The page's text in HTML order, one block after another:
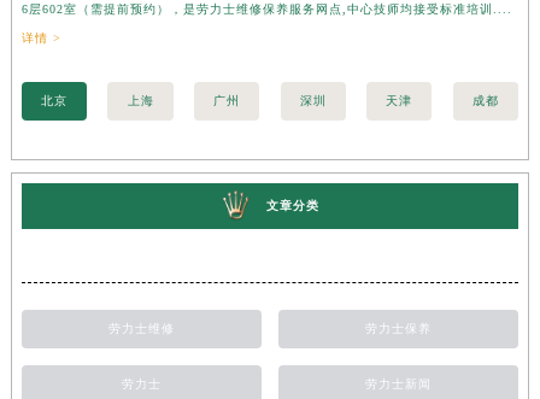
6层602室（需提前预约），是劳力士维修保养服务网点,中心技师均接受标准培训....
详情 >
北京 上海 广州 深圳 天津 成都
文章分类
劳力士维修 劳力士保养
劳力士 劳力士新闻